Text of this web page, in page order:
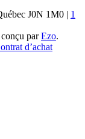
J0N 1M0 | 1
parEzo.
d’achat